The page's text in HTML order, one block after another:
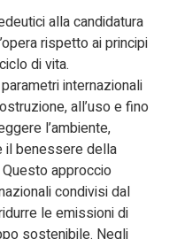
alla candidatura
rispetto ai principi
di vita.
internazionali
all’uso e fino
l’ambiente,
il benessere della
approccio
condivisi dal
le emissioni di
sostenibile. Negli